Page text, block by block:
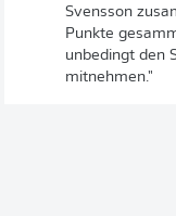
Svensson
Punkte
unbedingt den
mitnehmen."